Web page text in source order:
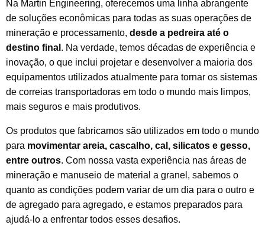
Na Martin Engineering, oferecemos uma linha abrangente
de soluções econômicas para todas as suas operações de
mineração e processamento, desde a pedreira até o
destino final . Na verdade, temos décadas de experiência e
inovação, o que inclui projetar e desenvolver a maioria dos
equipamentos utilizados atualmente para tornar os sistemas
de correias transportadoras em todo o mundo mais limpos,
mais seguros e mais produtivos.
Os produtos que fabricamos são utilizados em todo o mundo
para movimentar areia, cascalho, cal, silicatos e gesso,
entre outros. Com nossa vasta experiência nas áreas de
mineração e manuseio de material a granel, sabemos o
quanto as condições podem variar de um dia para o outro e
de agregado para agregado, e estamos preparados para
ajudá-lo a enfrentar todos esses desafios.